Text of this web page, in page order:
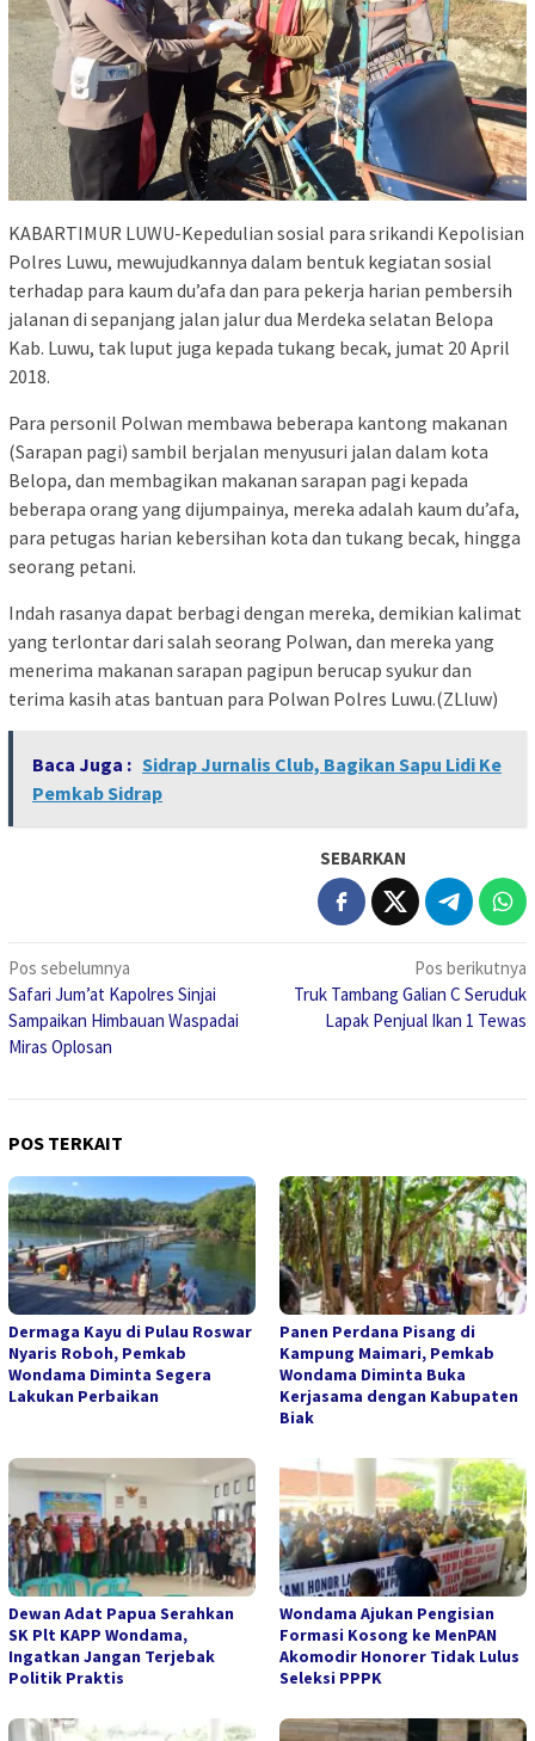
KABARTIMUR LUWU-Kepedulian sosial para srikandi Kepolisian
Polres Luwu, mewujudkannya dalam bentuk kegiatan sosial
terhadap para kaum du’afa dan para pekerja harian pembersih
jalanan di sepanjang jalan jalur dua Merdeka selatan Belopa
Kab. Luwu, tak luput juga kepada tukang becak, jumat 20 April
2018.
Para personil Polwan membawa beberapa kantong makanan
(Sarapan pagi) sambil berjalan menyusuri jalan dalam kota
Belopa, dan membagikan makanan sarapan pagi kepada
beberapa orang yang dijumpainya, mereka adalah kaum du’afa,
para petugas harian kebersihan kota dan tukang becak, hingga
seorang petani.
Indah rasanya dapat berbagi dengan mereka, demikian kalimat
yang terlontar dari salah seorang Polwan, dan mereka yang
menerima makanan sarapan pagipun berucap syukur dan
terima kasih atas bantuan para Polwan Polres Luwu.(ZLluw)
Baca Juga : Sidrap Jurnalis Club, Bagikan Sapu Lidi Ke
Pemkab Sidrap
SEBARKAN
Navigasi
pos
Pos sebelumnya
Safari Jum’at Kapolres Sinjai
Sampaikan Himbauan Waspadai
Miras Oplosan
Pos berikutnya
Truk Tambang Galian C Seruduk
Lapak Penjual Ikan 1 Tewas
POS TERKAIT
Dermaga Kayu di Pulau Roswar
Nyaris Roboh, Pemkab
Wondama Diminta Segera
Lakukan Perbaikan
Panen Perdana Pisang di
Kampung Maimari, Pemkab
Wondama Diminta Buka
Kerjasama dengan Kabupaten
Biak
Dewan Adat Papua Serahkan
SK Plt KAPP Wondama,
Ingatkan Jangan Terjebak
Politik Praktis
Wondama Ajukan Pengisian
Formasi Kosong ke MenPAN
Akomodir Honorer Tidak Lulus
Seleksi PPPK